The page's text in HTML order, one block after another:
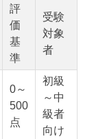
評
価
基
準
受験
対象
者
0～
500
点
初級
～中
級者
向け